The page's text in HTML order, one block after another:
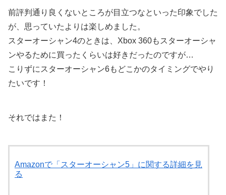
前評判通り良くないところが目立つなといった印象でした
が、思っていたよりは楽しめました。
スターオーシャン4のときは、Xbox 360もスターオーシャ
ンやるために買ったくらいは好きだったのですが…
こりずにスターオーシャン6もどこかのタイミングでやり
たいです！
それではまた！
Amazonで「スターオーシャン5」に関する詳細を見
る